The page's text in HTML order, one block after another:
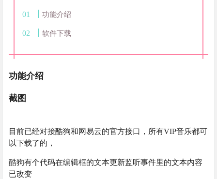
功能介绍
软件下载
功能介绍
截图
目前已经对接酷狗和网易云的官方接口，所有VIP音乐都可
以下载了的，
酷狗有个代码在编辑框的文本更新监听事件里的文本内容
已改变